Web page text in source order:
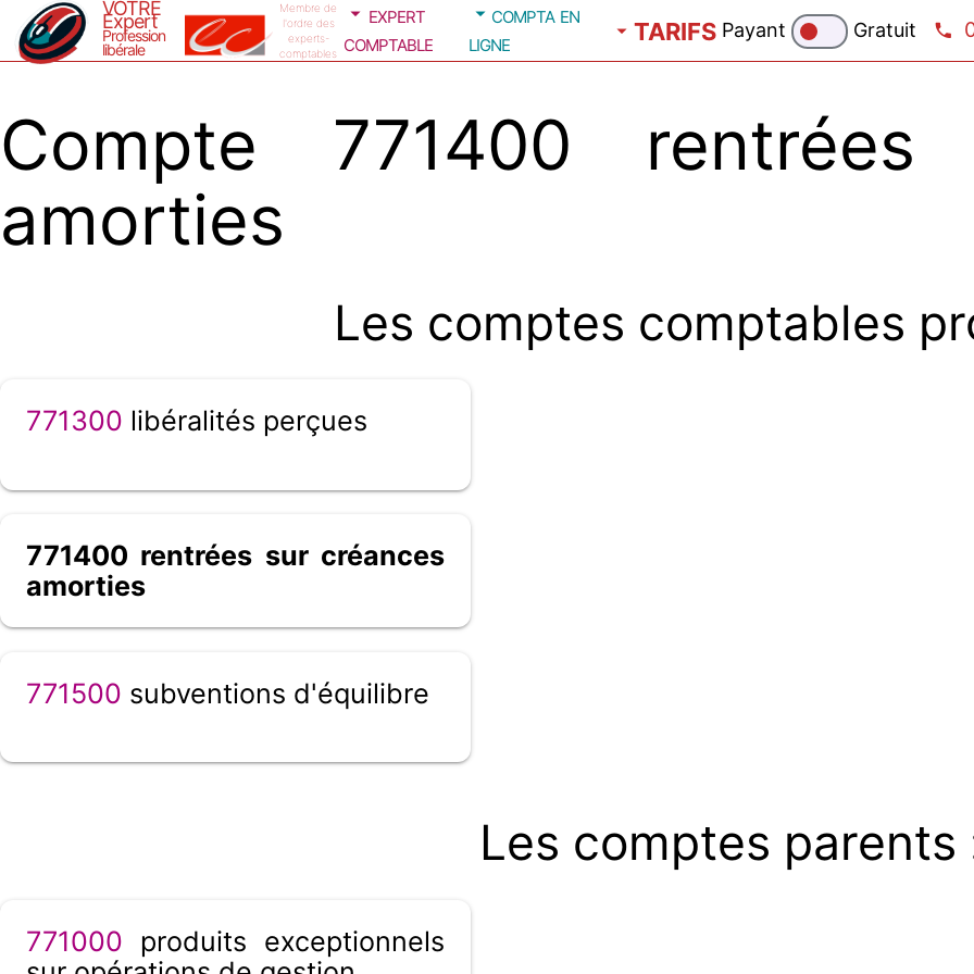
VOTRE
Expert
Profession
libérale
Membre de
l'ordre des
experts-
comptables
expert
comptable
compta en
ligne
TARIFS Payant Gratuit
Compte 771400
amorties
Les comptes comptables
771300 libéralités perçues
771400 rentrées sur créances
amorties
771500 subventions d'équilibre
Les comptes parents
771000 produits exceptionnels